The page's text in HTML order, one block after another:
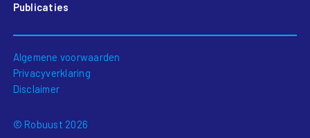
Publicaties
Algemene voorwaarden
Privacyverklaring
Disclaimer
© Robuust 2026